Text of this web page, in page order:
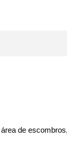
de